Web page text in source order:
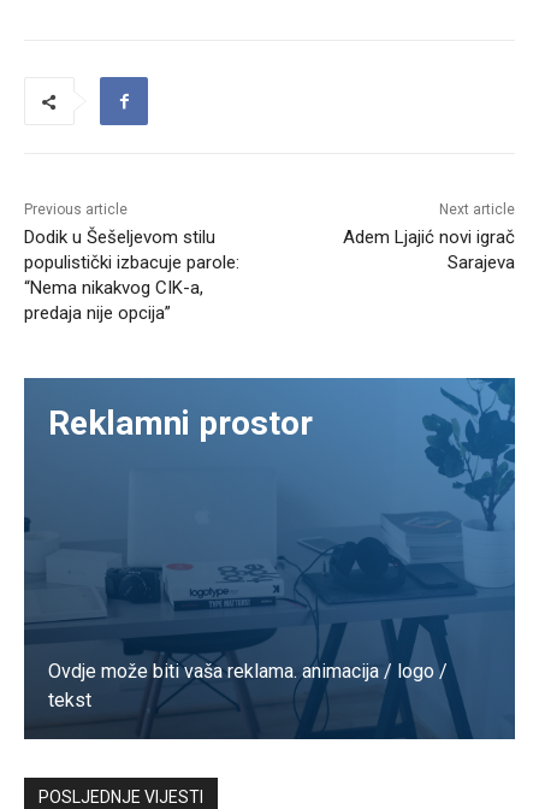
Previous article
Dodik u Šešeljevom stilu
populistički izbacuje parole:
“Nema nikakvog CIK-a,
predaja nije opcija”
Next article
Adem Ljajić novi igrač
Sarajeva
Reklamni prostor
Ovdje može biti vaša reklama. animacija / logo /
tekst
Kontaktirajte nas
POSLJEDNJE VIJESTI